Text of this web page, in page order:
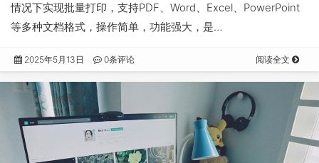
情况下实现批量打印，支持PDF、Word、Excel、PowerPoint
等多种文档格式，操作简单，功能强大，是…
2025年5月13日 0条评论 阅读全文